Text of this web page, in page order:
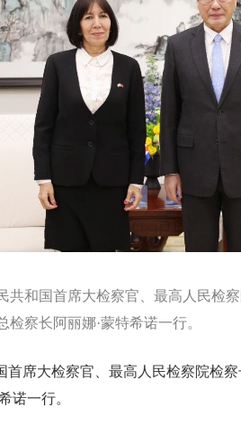
共和国首席大检察官、最高人民检
察长阿丽娜·蒙特希诺一行。
首席大检察官、最高人民检察院检
诺一行。